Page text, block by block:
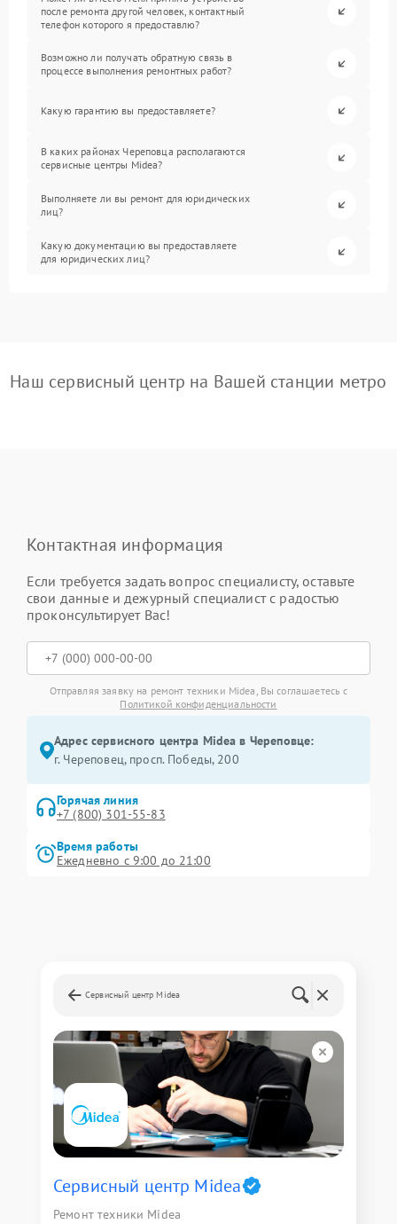
после ремонта другой человек, контактный
телефон которого я предоставлю?
Возможно ли получать обратную связь в
процессе выполнения ремонтных работ?
Какую гарантию вы предоставляете?
В каких районах Череповца располагаются
сервисные центры Midea?
Выполняете ли вы ремонт для юридических
лиц?
Какую документацию вы предоставляете
для юридических лиц?
Наш сервисный центр на Вашей станции метро
Контактная информация
Если требуется задать вопрос специалисту, оставьте
свои данные и дежурный специалист с радостью
проконсультирует Вас!
Отправляя заявку на ремонт техники Midea, Вы соглашаетесь с
Политикой конфиденциальности
Адрес сервисного центра Midea в Череповце:
г. Череповец, просп. Победы, 200
Горячая линия
+7 (800) 301-55-83
Время работы
Ежедневно с 9:00 до 21:00
Сервисный центр Midea
Сервисный центр Midea
Ремонт техники Midea